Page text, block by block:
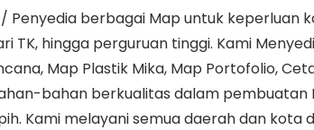
Penyedia berbagai Map untuk keperluan
TK, hingga perguruan tinggi. Kami
Map Plastik Mika, Map Portofolio,
bahan berkualitas dalam pembuatan
Kami melayani semua daerah dan kota